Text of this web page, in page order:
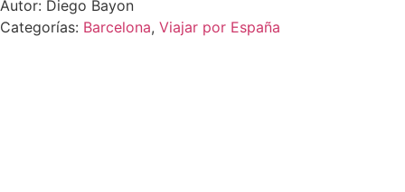
Autor: Diego Bayon
Categorías: Barcelona, Viajar por España